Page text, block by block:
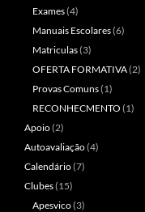
Exames(4)
Manuais Escolares(6)
Matriculas(3)
OFERTA FORMATIVA(2)
Provas Comuns(1)
RECONHECMENTO (1)
Apoio(2)
Autoavaliação(4)
Calendário(7)
Clubes(15)
Apesvico(3)